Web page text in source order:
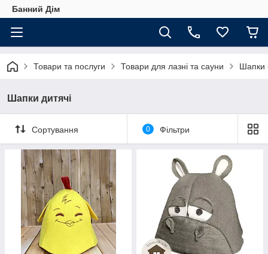
Банний Дім
Товари та послуги Товари для лазні та сауни Шапки
Шапки дитячі
Сортування 0 Фільтри